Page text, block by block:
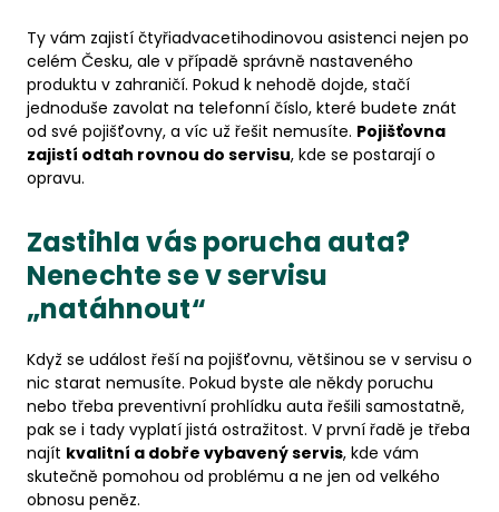
Ty vám zajistí čtyřiadvacetihodinovou asistenci nejen po
celém Česku, ale v případě správně nastaveného
produktu v zahraničí. Pokud k nehodě dojde, stačí
jednoduše zavolat na telefonní číslo, které budete znát
od své pojišťovny, a víc už řešit nemusíte. Pojišťovna
zajistí odtah rovnou do servisu, kde se postarají o
opravu.
Zastihla vás porucha auta?
Nenechte se v servisu
„natáhnout“
Když se událost řeší na pojišťovnu, většinou se v servisu o
nic starat nemusíte. Pokud byste ale někdy poruchu
nebo třeba preventivní prohlídku auta řešili samostatně,
pak se i tady vyplatí jistá ostražitost. V první řadě je třeba
najít kvalitní a dobře vybavený servis, kde vám
skutečně pomohou od problému a ne jen od velkého
obnosu peněz.